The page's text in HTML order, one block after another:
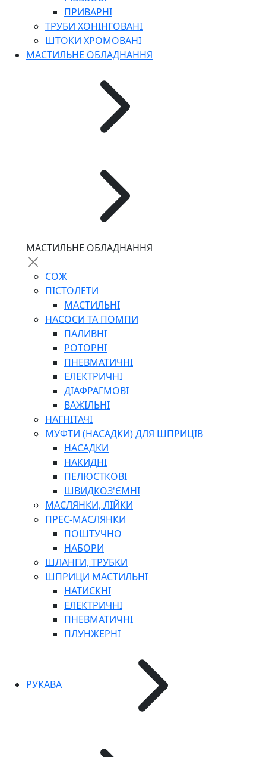
ПРИВАРНІ
ТРУБИ ХОНІНГОВАНІ
ШТОКИ ХРОМОВАНІ
МАСТИЛЬНЕ ОБЛАДНАННЯ
МАСТИЛЬНЕ ОБЛАДНАННЯ
СОЖ
ПІСТОЛЕТИ
МАСТИЛЬНІ
НАСОСИ ТА ПОМПИ
ПАЛИВНІ
РОТОРНІ
ПНЕВМАТИЧНІ
ЕЛЕКТРИЧНІ
ДІАФРАГМОВІ
ВАЖІЛЬНІ
НАГНІТАЧІ
МУФТИ (НАСАДКИ) ДЛЯ ШПРИЦІВ
НАСАДКИ
НАКИДНІ
ПЕЛЮСТКОВІ
ШВИДКОЗ'ЄМНІ
МАСЛЯНКИ, ЛІЙКИ
ПРЕС-МАСЛЯНКИ
ПОШТУЧНО
НАБОРИ
ШЛАНГИ, ТРУБКИ
ШПРИЦИ МАСТИЛЬНІ
НАТИСКНІ
ЕЛЕКТРИЧНІ
ПНЕВМАТИЧНІ
ПЛУНЖЕРНІ
РУКАВА